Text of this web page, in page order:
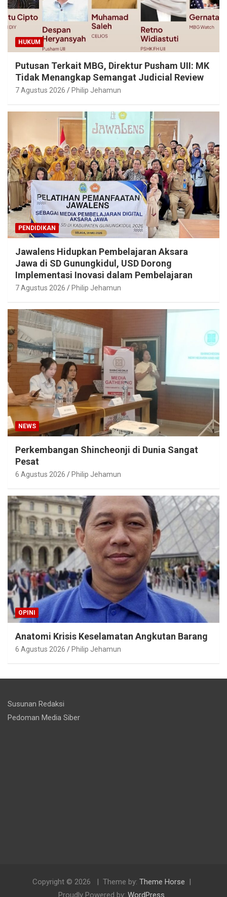
HUKUM
Putusan Terkait MBG, Direktur Pusham UII: MK
Tidak Menangkap Semangat Judicial Review
7 Agustus 2026 Philip Jehamun
PENDIDIKAN
Jawalens Hidupkan Pembelajaran Aksara
Jawa di SD Gunungkidul, USD Dorong
Implementasi Inovasi dalam Pembelajaran
7 Agustus 2026 Philip Jehamun
NEWS
Perkembangan Shincheonji di Dunia Sangat
Pesat
6 Agustus 2026 Philip Jehamun
OPINI
Anatomi Krisis Keselamatan Angkutan Barang
6 Agustus 2026 Philip Jehamun
Susunan Redaksi
Pedoman Media Siber
Copyright © 2026 Theme by: Theme Horse
Proudly Powered by: WordPress